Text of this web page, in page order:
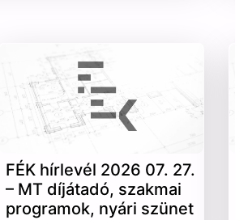
FÉK hírlevél 2026 07. 27.
– MT díjátadó, szakmai
programok, nyári szünet